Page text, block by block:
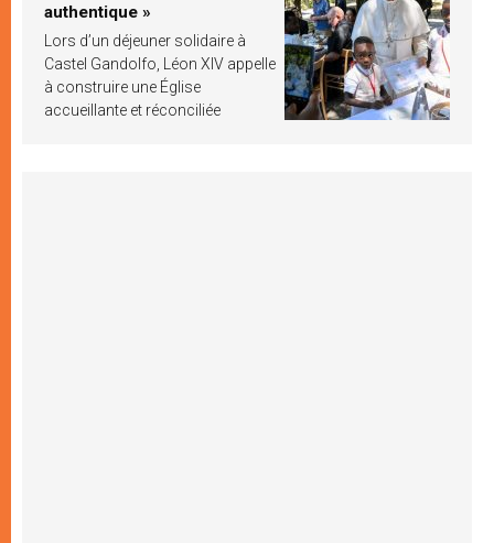
authentique »
Lors d’un déjeuner solidaire à
Castel Gandolfo, Léon XIV appelle
à construire une Église
accueillante et réconciliée